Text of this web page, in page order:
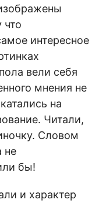
что
интересное
вели себя
мнения не
на
Читали,
Словом
не
бы!
и характер